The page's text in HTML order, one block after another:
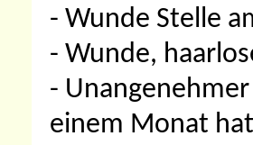
- Wunde Stelle
- Wunde,
-
einem Monat